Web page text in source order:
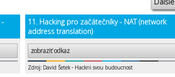
-
11. Hacking pro začátečníky - NAT (network
address translation)
zobraziť odkaz
Zdroj: David Šetek - Hackni svou budoucnost